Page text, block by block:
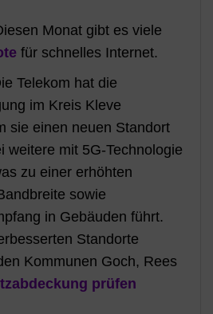
Monat gibt es viele
für schnelles Internet.
Telekom hat die
im Kreis Kleve
sie einen neuen Standort
weitere mit 5G-Technologie
zu einer erhöhten
sowie
in Gebäuden führt.
Standorte
Kommunen Goch, Rees
prüfen